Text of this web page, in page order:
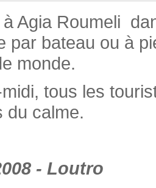
Agia Roumeli
par bateau ou à
monde.
tous les
du calme.
- Loutro